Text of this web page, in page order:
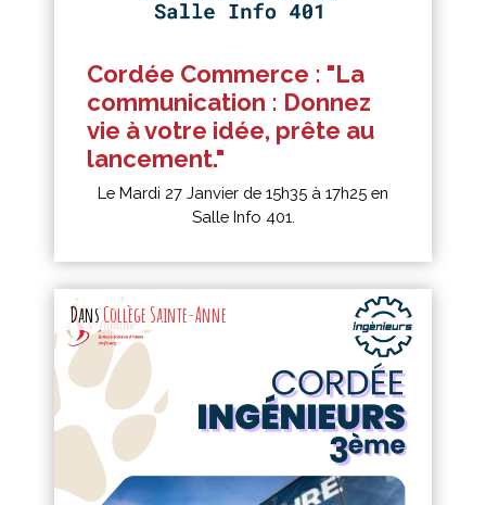
Cordée Commerce : "La
communication : Donnez
vie à votre idée, prête au
lancement."
Le Mardi 27 Janvier de 15h35 à 17h25 en
Salle Info 401.
DansCollège Sainte-Anne